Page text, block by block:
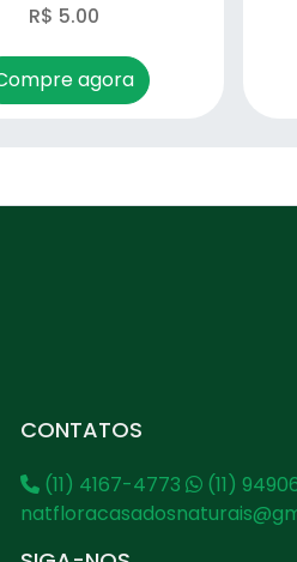
R$ 5.00
agora
CONTATOS
(11) 4167-4773
(11)